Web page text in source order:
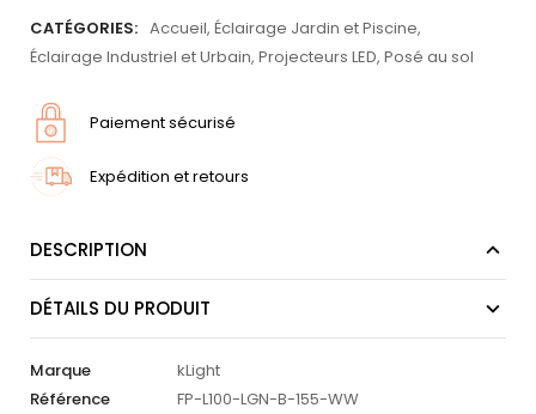
CATÉGORIES: Accueil, Éclairage Jardin et Piscine,
Éclairage Industriel et Urbain, Projecteurs LED, Posé au sol
Paiement sécurisé
Expédition et retours
DESCRIPTION
DÉTAILS DU PRODUIT
Marque
kLight
Référence
FP-L100-LGN-B-155-WW